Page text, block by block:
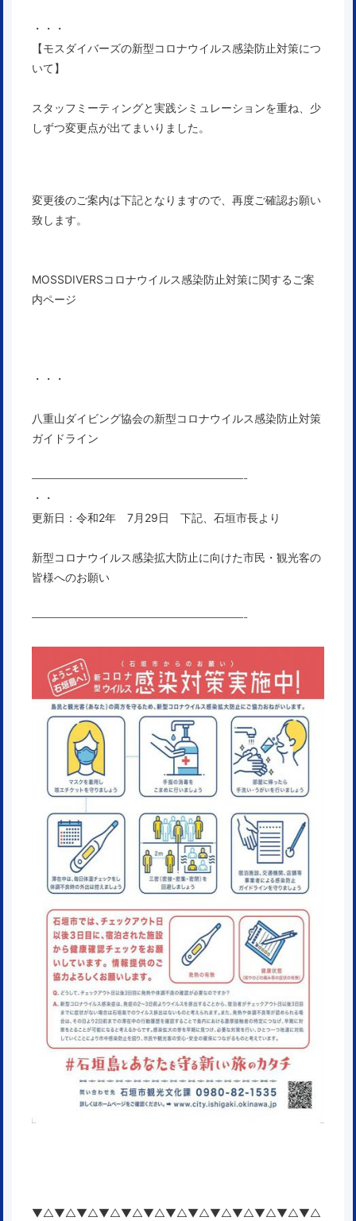
・・・
【モスダイバーズの新型コロナウイルス感染防止対策につ
いて】
スタッフミーティングと実践シミュレーションを重ね、少
しずつ変更点が出てまいりました。
変更後のご案内は下記となりますので、 再度ご確認お願い
致します。
MOSSDIVERSコロナウイルス感染防止対策に関するご案
内ページ
・・・
八重山ダイビング協会の新型コロナウイルス感染防止対策
ガイドライン
———————————————————-
・・
更新日：令和2年 7月29日 下記、石垣市長より
新型コロナウイルス感染拡大防止に向けた市民・観光客の
皆様へのお願い
———————————————————-
▼△▼△▼△▼△▼△▼△▼△▼△▼△▼△▼△▼△▼△